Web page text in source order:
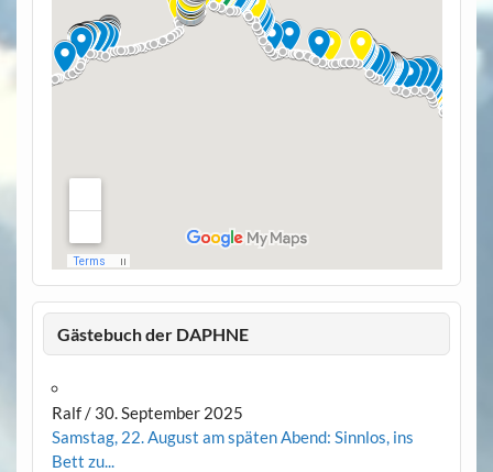
Gästebuch der DAPHNE
Ralf/ 30. September 2025
Samstag, 22. August am späten Abend: Sinnlos, ins
Bett zu...